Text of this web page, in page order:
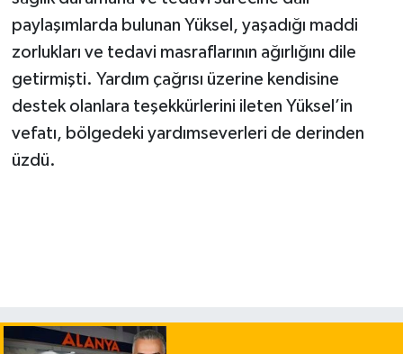
paylaşımlarda bulunan Yüksel, yaşadığı maddi
zorlukları ve tedavi masraflarının ağırlığını dile
getirmişti. Yardım çağrısı üzerine kendisine
destek olanlara teşekkürlerini ileten Yüksel’in
vefatı, bölgedeki yardımseverleri de derinden
üzdü.